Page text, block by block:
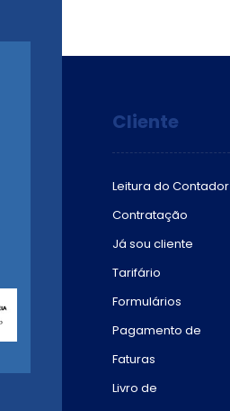
Cliente
Leitura do Contador
Contratação
Já sou cliente
Tarifário
Formulários
Pagamento de
Faturas
Livro de